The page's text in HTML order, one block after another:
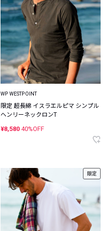
WP WESTPOINT
限定 超長綿 イスラエルピマ シンプル
ヘンリーネックロンT
¥8,580 40%OFF
限定